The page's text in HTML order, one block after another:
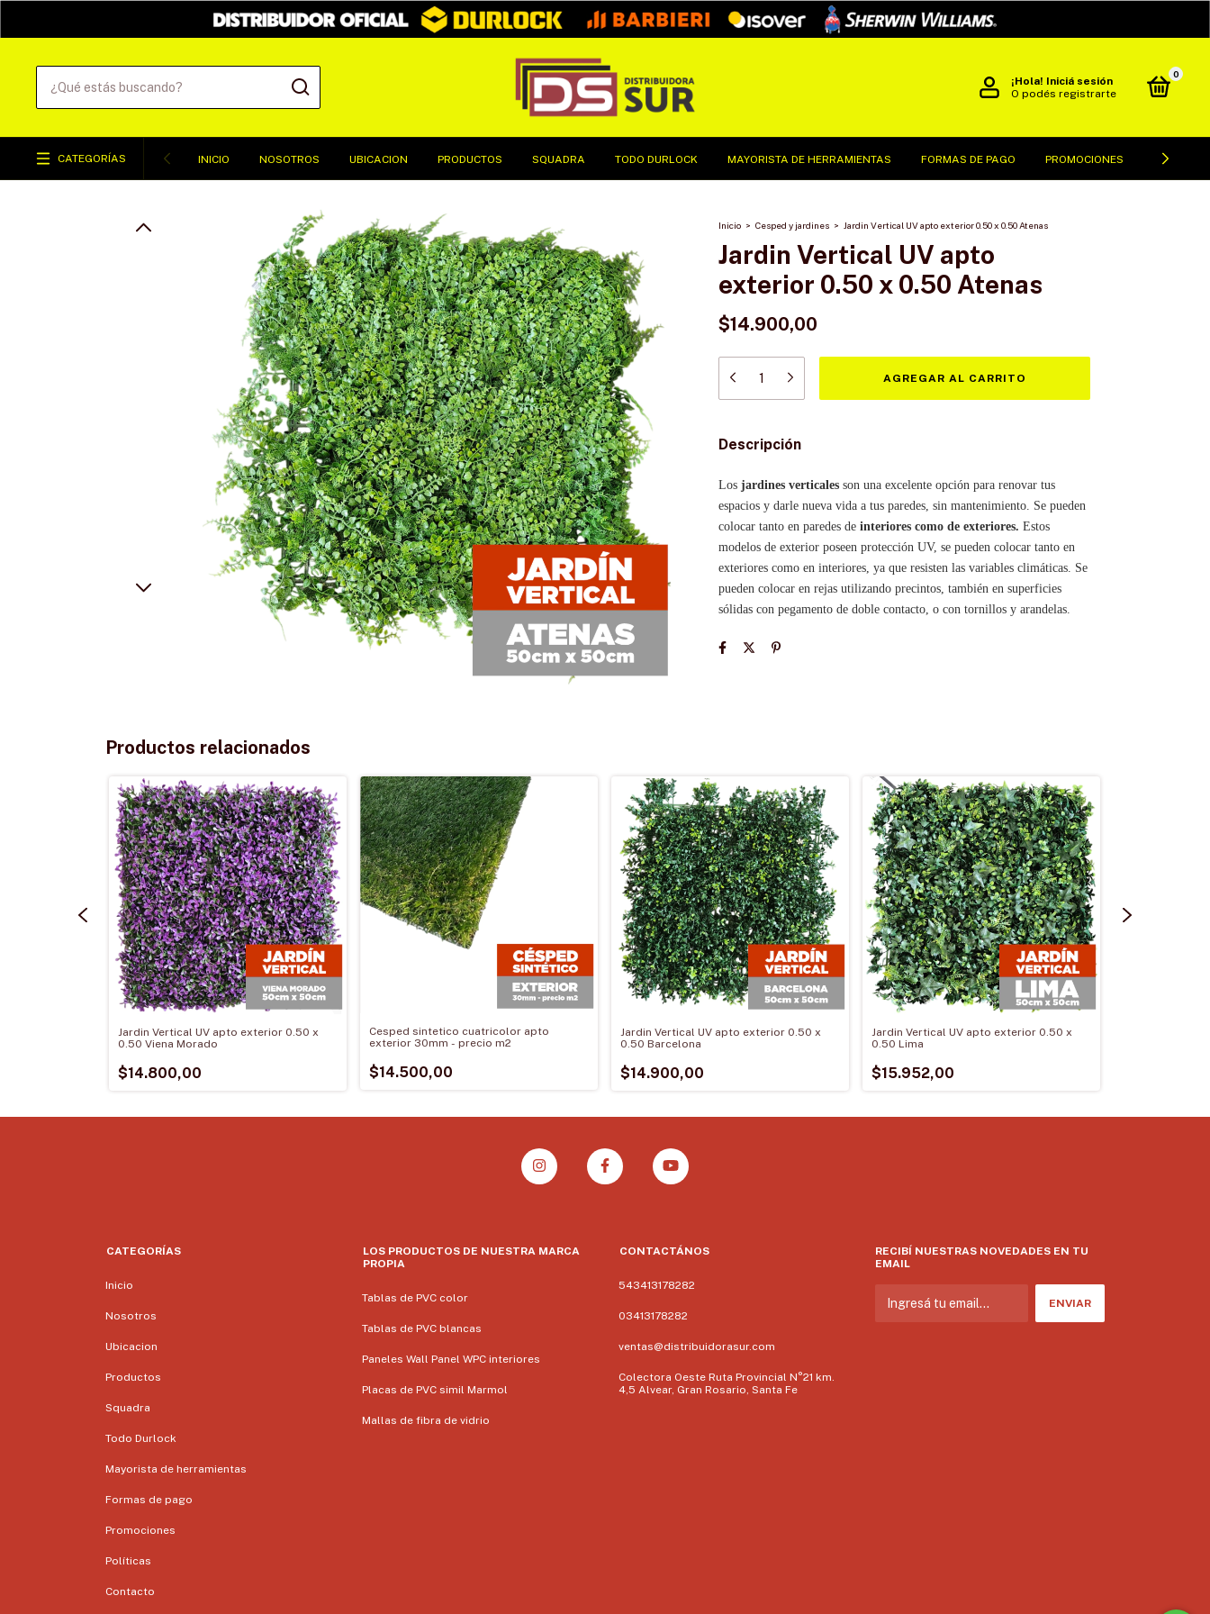
¡Hola! Iniciá sesión
O podés registrarte
0
CATEGORÍAS INICIO NOSOTROS UBICACION PRODUCTOS SQUADRA TODO DURLOCK MAYORISTA DE HERRAMIENTAS FORMAS DE PAGO PROMOCIONES POLÍTICAS
Inicio > Cesped y jardines > Jardin Vertical UV apto exterior 0.50 x 0.50 Atenas
Jardin Vertical UV apto
exterior 0.50 x 0.50 Atenas
$14.900,00
Descripción
Los jardines verticales son una excelente opción para renovar tus
espacios y darle nueva vida a tus paredes, sin mantenimiento. Se pueden
colocar tanto en paredes de interiores como de exteriores. Estos
modelos de exterior poseen protección UV, se pueden colocar tanto en
exteriores como en interiores, ya que resisten las variables climáticas. Se
pueden colocar en rejas utilizando precintos, también en superficies
sólidas con pegamento de doble contacto, o con tornillos y arandelas.
Productos relacionados
Jardin Vertical UV apto exterior 0.50 x
0.50 Viena Morado
$14.800,00
Cesped sintetico cuatricolor apto
exterior 30mm - precio m2
$14.500,00
Jardin Vertical UV apto exterior 0.50 x
0.50 Barcelona
$14.900,00
Jardin Vertical UV apto exterior 0.50 x
0.50 Lima
$15.952,00
CATEGORÍAS
Inicio
Nosotros
Ubicacion
Productos
Squadra
Todo Durlock
Mayorista de herramientas
Formas de pago
Promociones
Políticas
Contacto
LOS PRODUCTOS DE NUESTRA MARCA
PROPIA
Tablas de PVC color
Tablas de PVC blancas
Paneles Wall Panel WPC interiores
Placas de PVC simil Marmol
Mallas de fibra de vidrio
CONTACTÁNOS
543413178282
03413178282
ventas@distribuidorasur.com
Colectora Oeste Ruta Provincial N°21 km.
4,5 Alvear, Gran Rosario, Santa Fe
RECIBÍ NUESTRAS NOVEDADES EN TU
EMAIL